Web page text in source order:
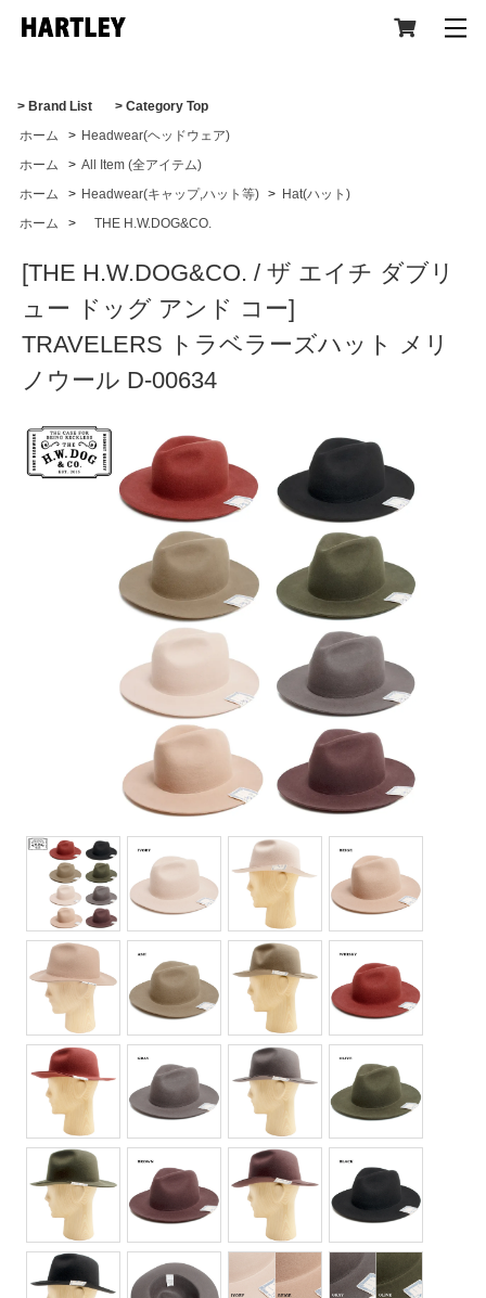
> Brand List
> Category Top
ホーム
> Headwear(ヘッドウェア)
ホーム
> All Item (全アイテム)
ホーム
> Headwear(キャップ,ハット等) > Hat(ハット)
ホーム
> THE H.W.DOG&CO.
[THE H.W.DOG&CO. / ザ エイチ ダブリ
ュー ドッグ アンド コー]
TRAVELERS トラベラーズハット メリ
ノウール D-00634
CATEGORY
All Item (全アイテム)
Tops(トップス)
Jacket,Coat(ジャケット,コート)
Bottoms(ボトムス)
Headwear(キャップ,ハット等)
Footwear(シューズ,ブーツ,サンダル等)
Jewelry(ジュエリー)
Accessories(ファッション小物)
Watches(腕時計)
Socks(靴下)
Underwear(下着)
Other(その他)
Sale